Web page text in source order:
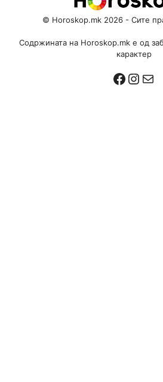
© Horoskop.mk 2026 - Сите
Содржината на Horoskop.mk е од
карактер
Mail